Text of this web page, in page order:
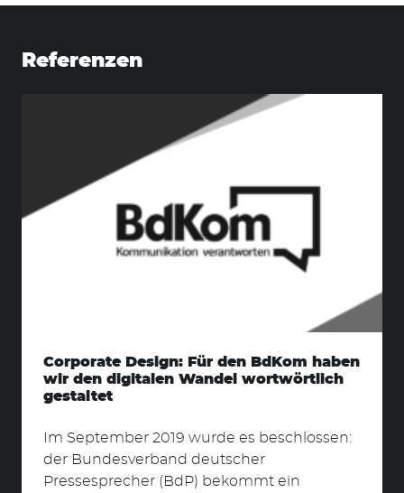
Referenzen
Corporate Design: Für den BdKom haben
wir den digitalen Wandel wortwörtlich
gestaltet
Im September 2019 wurde es beschlossen:
der Bundesverband deutscher
Pressesprecher (BdP) bekommt ein